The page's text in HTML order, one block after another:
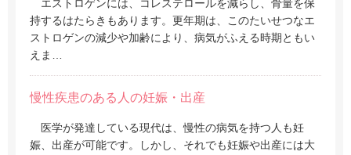
エストロゲンには、コレステロールを減らし、骨量を保
持するはたらきもあります。更年期は、このたいせつなエ
ストロゲンの減少や加齢により、病気がふえる時期ともい
えま…
慢性疾患のある人の妊娠・出産
医学が発達している現代は、慢性の病気を持つ人も妊
娠、出産が可能です。しかし、それでも妊娠や出産には大